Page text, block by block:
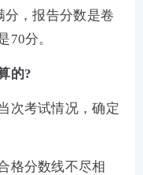
分，报告分数是卷
70分。
的?
次考试情况，确定
格分数线不尽相